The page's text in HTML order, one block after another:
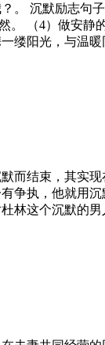
。 沉默励志
（4）做安
缕阳光，与温
而结束，其实
争执，他就用
林这个沉默的